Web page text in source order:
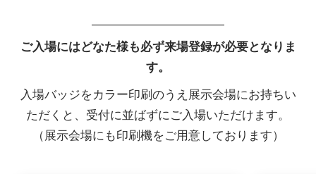
ご入場にはどなた様も必ず来場登録が必要となりま
す。
入場バッジをカラー印刷のうえ展示会場にお持ちい
ただくと、受付に並ばずにご入場いただけます。
（展示会場にも印刷機をご用意しております）